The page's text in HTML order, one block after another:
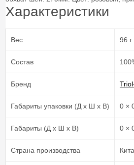
Характеристики
Вес 96 г
Состав
Бренд
Габариты упаковки (Д х Ш х В) 0 ×
Габариты (Д х Ш х В) 0 ×
Страна производства